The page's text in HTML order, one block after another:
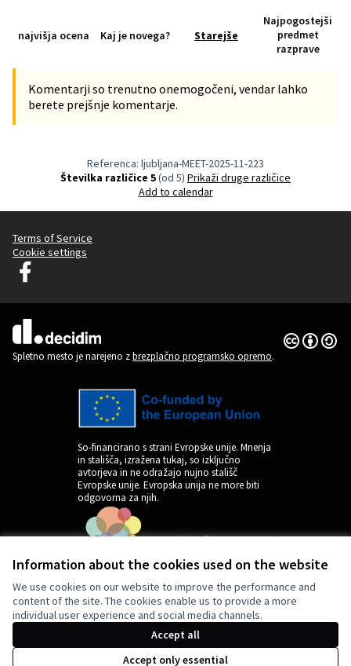
Information about the cookies used on the website
We use cookies on our website to improve the performance and
content of the site. The cookies enable us to provide a more
individual user experience and social media channels.
Accept all
Accept only essential
najvišja ocena Kaj je novega? Starejše
Najpogostejši
predmet
razprave
Komentarji so trenutno onemogočeni, vendar lahko
berete prejšnje komentarje.
Referenca: ljubljana-MEET-2025-11-223
Številka različice 5(od 5)
Prikaži druge različice
Add to calendar
Terms of Service
Cookie settings
Decidim Ljubljana na Facebooku
(Zunanja povezava)
Spletno mesto je narejeno zbrezplačno programsko opremo.
Dovoljenja
(Zunanja
So-financirano s strani Evropske unije. Mnenja
in stališča, izražena tukaj, so izključno
avtorjeva in ne odražajo nujno stališč
Evropske unije. Evropska unija ne more biti
odgovorna za njih.
by